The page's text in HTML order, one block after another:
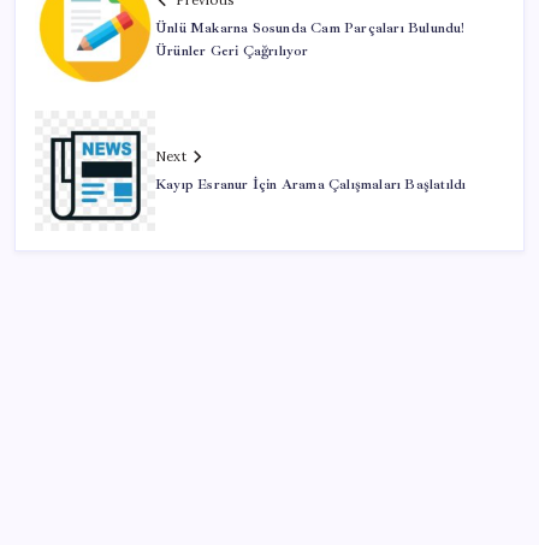
Ünlü Makarna Sosunda Cam Parçaları Bulundu!
Ürünler Geri Çağrılıyor
Next
Kayıp Esranur İçin Arama Çalışmaları Başlatıldı